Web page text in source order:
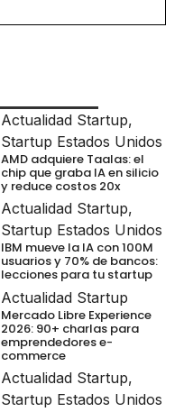
Actualidad Startup,
Startup Estados Unidos
AMD adquiere Taalas: el
chip que graba IA en silicio
y reduce costos 20x
Actualidad Startup,
Startup Estados Unidos
IBM mueve la IA con 100M
usuarios y 70% de bancos:
lecciones para tu startup
Actualidad Startup
Mercado Libre Experience
2026: 90+ charlas para
emprendedores e-
commerce
Actualidad Startup,
Startup Estados Unidos